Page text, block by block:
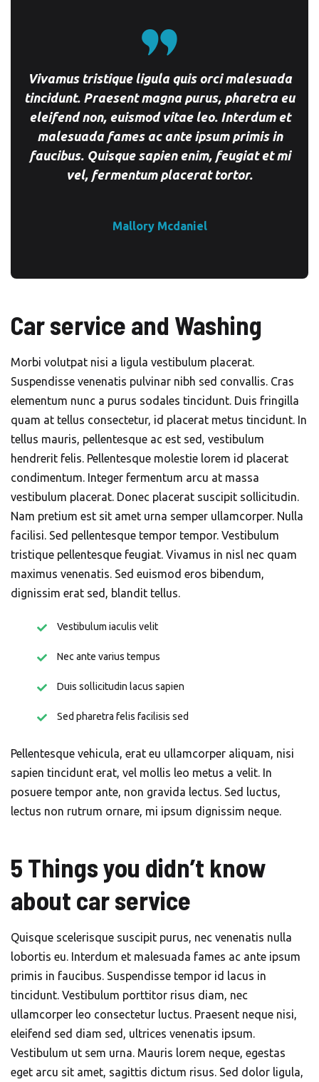
Vivamus tristique ligula quis orci malesuada
tincidunt. Praesent magna purus, pharetra eu
eleifend non, euismod vitae leo. Interdum et
malesuada fames ac ante ipsum primis in
faucibus. Quisque sapien enim, feugiat et mi
vel, fermentum placerat tortor.
Mallory Mcdaniel
Car service and Washing
Morbi volutpat nisi a ligula vestibulum placerat.
Suspendisse venenatis pulvinar nibh sed convallis. Cras
elementum nunc a purus sodales tincidunt. Duis fringilla
quam at tellus consectetur, id placerat metus tincidunt. In
tellus mauris, pellentesque ac est sed, vestibulum
hendrerit felis. Pellentesque molestie lorem id placerat
condimentum. Integer fermentum arcu at massa
vestibulum placerat. Donec placerat suscipit sollicitudin.
Nam pretium est sit amet urna semper ullamcorper. Nulla
facilisi. Sed pellentesque tempor tempor. Vestibulum
tristique pellentesque feugiat. Vivamus in nisl nec quam
maximus venenatis. Sed euismod eros bibendum,
dignissim erat sed, blandit tellus.
Vestibulum iaculis velit
Nec ante varius tempus
Duis sollicitudin lacus sapien
Sed pharetra felis facilisis sed
Pellentesque vehicula, erat eu ullamcorper aliquam, nisi
sapien tincidunt erat, vel mollis leo metus a velit. In
posuere tempor ante, non gravida lectus. Sed luctus,
lectus non rutrum ornare, mi ipsum dignissim neque.
5 Things you didn’t know
about car service
Quisque scelerisque suscipit purus, nec venenatis nulla
lobortis eu. Interdum et malesuada fames ac ante ipsum
primis in faucibus. Suspendisse tempor id lacus in
tincidunt. Vestibulum porttitor risus diam, nec
ullamcorper leo consectetur luctus. Praesent neque nisi,
eleifend sed diam sed, ultrices venenatis ipsum.
Vestibulum ut sem urna. Mauris lorem neque, egestas
eget arcu sit amet, sagittis dictum risus. Sed dolor ligula,